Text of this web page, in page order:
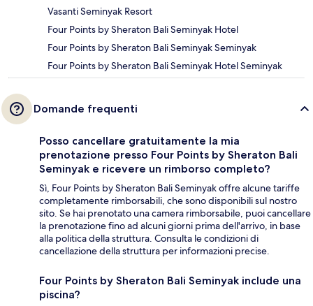
Vasanti Seminyak Resort
Four Points by Sheraton Bali Seminyak Hotel
Four Points by Sheraton Bali Seminyak Seminyak
Four Points by Sheraton Bali Seminyak Hotel Seminyak
Domande frequenti
Posso cancellare gratuitamente la mia
prenotazione presso Four Points by Sheraton Bali
Seminyak e ricevere un rimborso completo?
Sì, Four Points by Sheraton Bali Seminyak offre alcune tariffe
completamente rimborsabili, che sono disponibili sul nostro
sito. Se hai prenotato una camera rimborsabile, puoi cancellare
la prenotazione fino ad alcuni giorni prima dell'arrivo, in base
alla politica della struttura. Consulta le condizioni di
cancellazione della struttura per informazioni precise.
Four Points by Sheraton Bali Seminyak include una
piscina?